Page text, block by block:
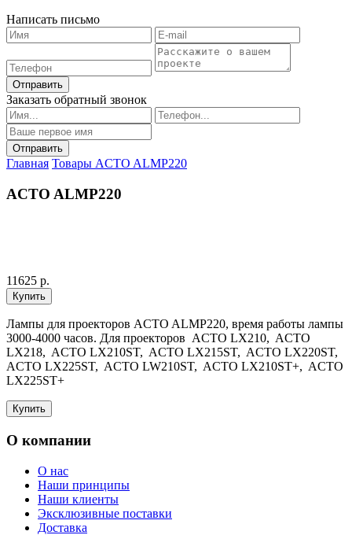
Написать письмо
Отправить
Заказать обратный звонок
Главная Товары ACTO ALMP220
ACTO ALMP220
11625 р.
Лампы для проекторов ACTO ALMP220, время работы лампы
3000-4000 часов. Для проекторов ACTO LX210, ACTO
LX218, ACTO LX210ST, ACTO LX215ST, ACTO LX220ST,
ACTO LX225ST, ACTO LW210ST, ACTO LX210ST+, ACTO
LX225ST+
О компании
О нас
Наши принципы
Наши клиенты
Эксклюзивные поставки
Доставка